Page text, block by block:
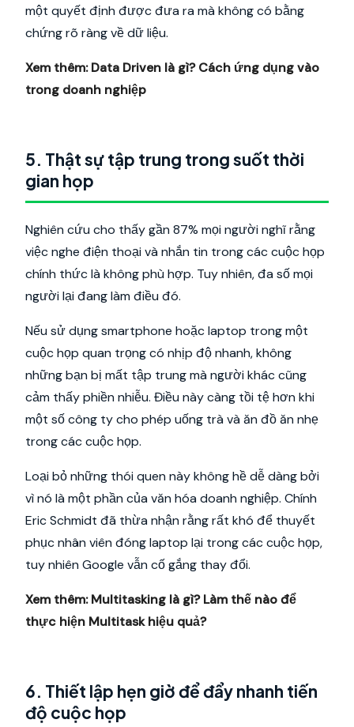
một quyết định được đưa ra mà không có bằng
chứng rõ ràng về dữ liệu.
Xem thêm: Data Driven là gì? Cách ứng dụng vào
trong doanh nghiệp
5. Thật sự tập trung trong suốt thời
gian họp
Nghiên cứu cho thấy gần 87% mọi người nghĩ rằng
việc nghe điện thoại và nhắn tin trong các cuộc họp
chính thức là không phù hợp. Tuy nhiên, đa số mọi
người lại đang làm điều đó.
Nếu sử dụng smartphone hoặc laptop trong một
cuộc họp quan trọng có nhịp độ nhanh, không
những bạn bị mất tập trung mà người khác cũng
cảm thấy phiền nhiễu. Điều này càng tồi tệ hơn khi
một số công ty cho phép uống trà và ăn đồ ăn nhẹ
trong các cuộc họp.
Loại bỏ những thói quen này không hề dễ dàng bởi
vì nó là một phần của văn hóa doanh nghiệp. Chính
Eric Schmidt đã thừa nhận rằng rất khó để thuyết
phục nhân viên đóng laptop lại trong các cuộc họp,
tuy nhiên Google vẫn cố gắng thay đổi.
Xem thêm:Multitasking là gì? Làm thế nào để
thực hiện Multitask hiệu quả?
6. Thiết lập hẹn giờ để đẩy nhanh tiến
độ cuộc họp